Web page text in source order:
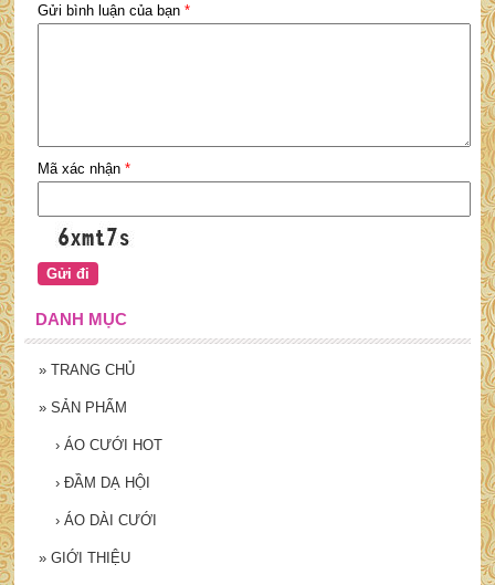
Gửi bình luận của bạn *
Mã xác nhận *
DANH MỤC
» TRANG CHỦ
» SẢN PHẨM
› ÁO CƯỚI HOT
› ĐẦM DẠ HỘI
› ÁO DÀI CƯỚI
» GIỚI THIỆU